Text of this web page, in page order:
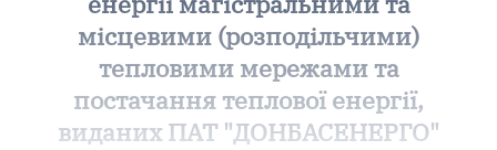
місцевими (розподільчими)
тепловими мережами та
постачання теплової енергії,
виданих ПАТ "ДОНБАСЕНЕРГО"